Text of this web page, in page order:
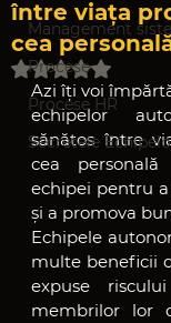
Management
Procese
Procese HR
Secretele
între viața
cea
Evaluat(ă) cu
Azi îți voi
echipelor
sănătos între
cea
echipei pentru
și a promova
Echipele
multe beneficii
expuse
membrilor lor